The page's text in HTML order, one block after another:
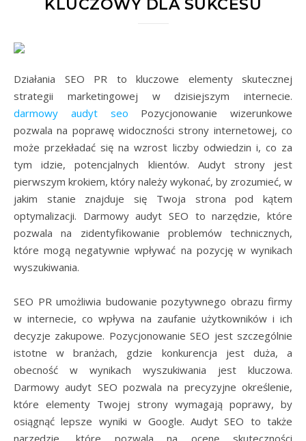
KLUCZOWY DLA SUKCESU
Działania SEO PR to kluczowe elementy skutecznej
strategii marketingowej w dzisiejszym internecie.
darmowy audyt seo Pozycjonowanie wizerunkowe
pozwala na poprawę widoczności strony internetowej, co
może przekładać się na wzrost liczby odwiedzin i, co za
tym idzie, potencjalnych klientów. Audyt strony jest
pierwszym krokiem, który należy wykonać, by zrozumieć, w
jakim stanie znajduje się Twoja strona pod kątem
optymalizacji. Darmowy audyt SEO to narzędzie, które
pozwala na zidentyfikowanie problemów technicznych,
które mogą negatywnie wpływać na pozycję w wynikach
wyszukiwania.
SEO PR umożliwia budowanie pozytywnego obrazu firmy
w internecie, co wpływa na zaufanie użytkowników i ich
decyzje zakupowe. Pozycjonowanie SEO jest szczególnie
istotne w branżach, gdzie konkurencja jest duża, a
obecność w wynikach wyszukiwania jest kluczowa.
Darmowy audyt SEO pozwala na precyzyjne określenie,
które elementy Twojej strony wymagają poprawy, by
osiągnąć lepsze wyniki w Google. Audyt SEO to także
narzędzie, które pozwala na ocenę skuteczności